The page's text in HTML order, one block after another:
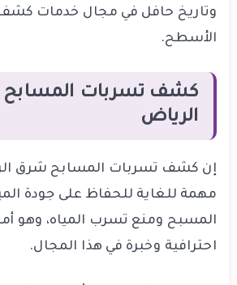
وتاريخ حافل في مجال خدمات
الأسطح.
كشف تسربات
الرياض
إن كشف تسربات المسابح شرق
مهمة للغاية للحفاظ على جودة
المسبح ومنع تسرب المياه، وهو
احترافية وخبرة في هذا المجال.